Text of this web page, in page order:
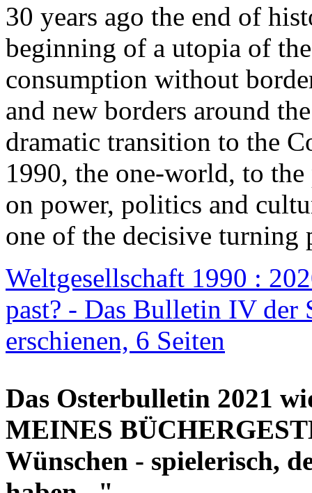
30 years ago the end of
beginning of a utopia of
consumption without
and new borders around
dramatic transition to the
1990, the one-world, to the
on power, politics and
one of the decisive turning
Weltgesellschaft 1990 :
past? - Das Bulletin IV der
erschienen, 6 Seiten
Das Osterbulletin 2021
MEINES
Wünschen - spielerisch,